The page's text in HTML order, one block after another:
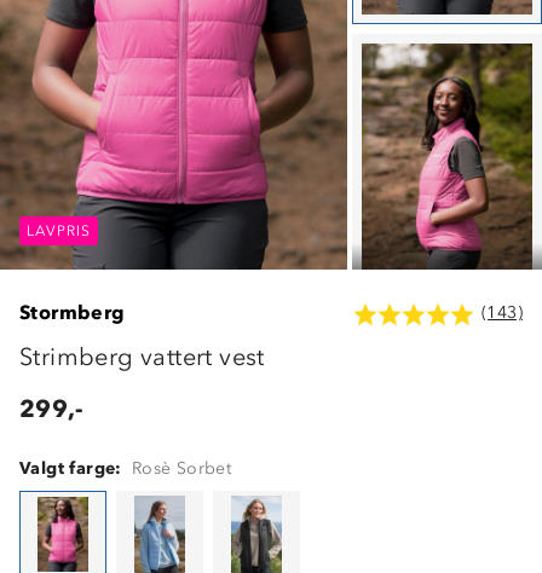
LAVPRIS LAVPRIS
LAVPRIS
Stormberg (143)
Strimberg vattert vest
299,-
Valgt farge: Rosè Sorbet